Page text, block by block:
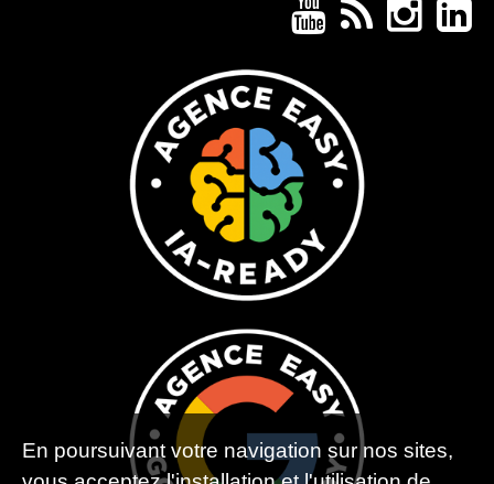
En poursuivant votre navigation sur nos sites,